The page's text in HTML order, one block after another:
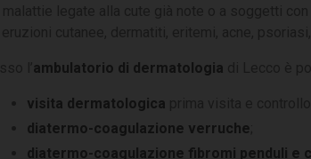
ambulatorio di dermatologia
visita dermatologica
diatermo-coagulazione verruche
diatermo-coagulazione fibromi penduli e